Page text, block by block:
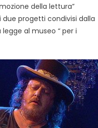
della lettura”
progetti condivisi dalla
al museo “ per i